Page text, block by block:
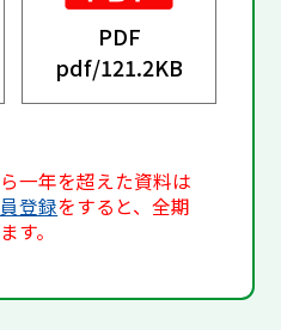
PDF
pdf/121.2KB
一年を超えた資料は
登録をすると、全期
す。